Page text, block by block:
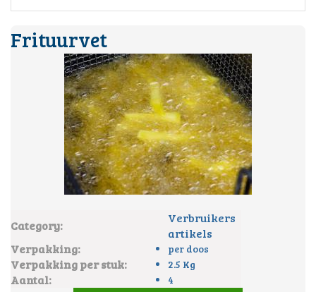
Frituurvet
Category:
Verbruikers
artikels
Verpakking:
per doos
Verpakking per stuk: 2.5 Kg
Aantal: 4